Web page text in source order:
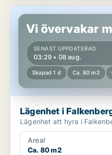
Lägenhet i Falkenberg
Vi övervakar
SENAST UPPDATERAD
03:29 • 08 aug.
Skapad 1 d Ca. 80 m2
Lägenhet i
Areal
Ca. 80 m2